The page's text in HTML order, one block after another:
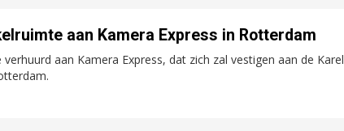
aan Kamera Express in Rotterdam
aan Kamera Express, dat zich zal vestigen aan de Karel